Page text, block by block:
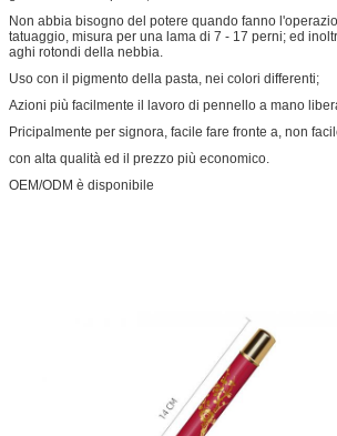
Non abbia bisogno del potere quando fanno
tatuaggio, misura per una lama di 7 - 17 perni; ed
aghi rotondi della nebbia.
Uso con il pigmento della pasta, nei colori differenti;
Azioni più facilmente il lavoro di pennello a mano
Pricipalmente per signora, facile fare fronte a, non
con alta qualità ed il prezzo più economico.
OEM/ODM è disponibile